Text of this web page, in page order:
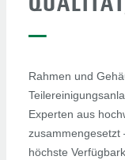
—
Rahmen und
Experten aus
zusammengesetzt
höchste